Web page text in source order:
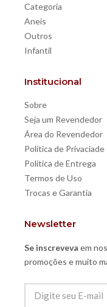
Categoria
Aneis
Outros
Infantil
Institucional
Sobre
Seja um Revendedor
Área do Revendedor
Política de Privaciade
Política de Entrega
Termos de Uso
Trocas e Garantia
Newsletter
Se inscreveva em
promoções e muito